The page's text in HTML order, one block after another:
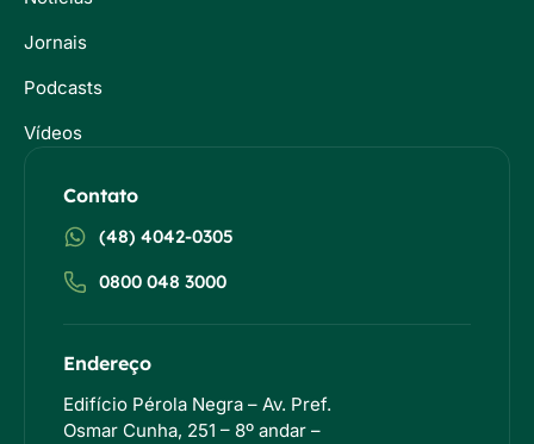
Jornais
Podcasts
Vídeos
Contato
(48) 4042-0305
0800 048 3000
Endereço
Edifício Pérola Negra – Av. Pref.
Osmar Cunha, 251 – 8º andar –